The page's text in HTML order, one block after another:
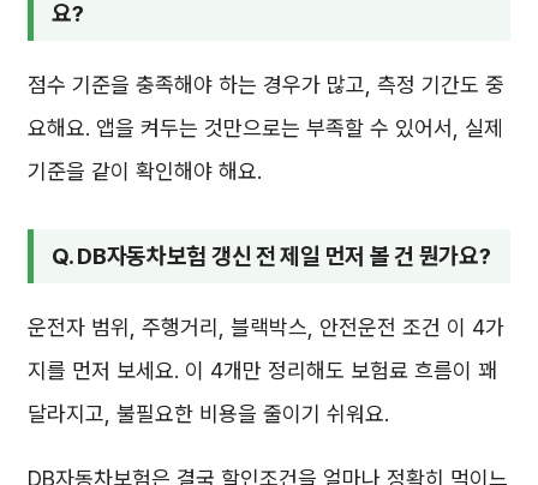
요?
점수 기준을 충족해야 하는 경우가 많고, 측정 기간도 중
요해요. 앱을 켜두는 것만으로는 부족할 수 있어서, 실제
기준을 같이 확인해야 해요.
Q. DB자동차보험 갱신 전 제일 먼저 볼 건 뭔가요?
운전자 범위, 주행거리, 블랙박스, 안전운전 조건 이 4가
지를 먼저 보세요. 이 4개만 정리해도 보험료 흐름이 꽤
달라지고, 불필요한 비용을 줄이기 쉬워요.
DB자동차보험은 결국 할인조건을 얼마나 정확히 먹이느